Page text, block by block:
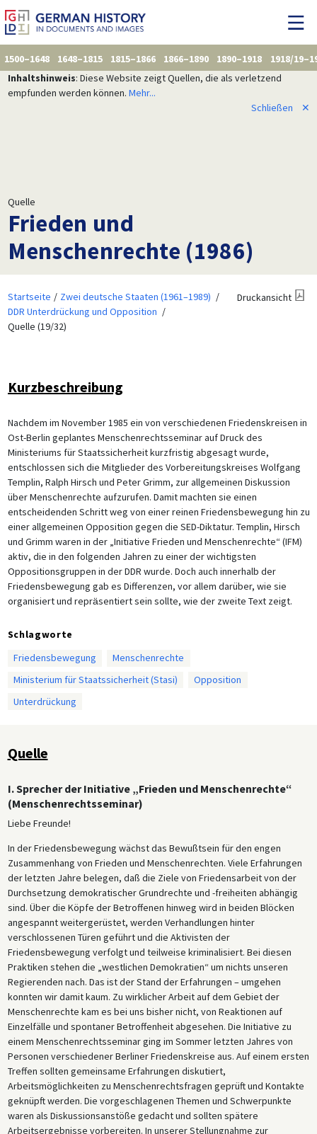
1500–1648 1648–1815 1815–1866 1866–1890 1890–1918
1918/
Inhaltshinweis: Diese Website zeigt Quellen, die als verletzend
empfunden werden können. Mehr...
Schließen
✕
Quelle
Frieden und
Menschenrechte (1986)
Startseite
Zwei deutsche Staaten (1961–1989)
DDR Unterdrückung und Opposition
Quelle (19/32)
Druckansicht
Kurzbeschreibung
Nachdem im November 1985 ein von verschiedenen Friedenskreisen in
Ost-Berlin geplantes Menschenrechtsseminar auf Druck des
Ministeriums für Staatssicherheit kurzfristig abgesagt wurde,
entschlossen sich die Mitglieder des Vorbereitungskreises Wolfgang
Templin, Ralph Hirsch und Peter Grimm, zur allgemeinen Diskussion
über Menschenrechte aufzurufen. Damit machten sie einen
entscheidenden Schritt weg von einer reinen Friedensbewegung hin zu
einer allgemeinen Opposition gegen die SED-Diktatur. Templin, Hirsch
und Grimm waren in der „Initiative Frieden und Menschenrechte“ (IFM)
aktiv, die in den folgenden Jahren zu einer der wichtigsten
Oppositionsgruppen in der DDR wurde. Doch auch innerhalb der
Friedensbewegung gab es Differenzen, vor allem darüber, wie sie
organisiert und reprӓsentiert sein sollte, wie der zweite Text zeigt.
Schlagworte
Friedensbewegung
Menschenrechte
Ministerium für Staatssicherheit (Stasi)
Opposition
Unterdrückung
Quelle
I. Sprecher der Initiative „Frieden und Menschenrechte“
(Menschenrechtsseminar)
Liebe Freunde!
In der Friedensbewegung wächst das Bewußtsein für den engen
Zusammenhang von Frieden und Menschenrechten. Viele Erfahrungen
der letzten Jahre belegen, daß die Ziele von Friedensarbeit von der
Durchsetzung demokratischer Grundrechte und -freiheiten abhängig
sind. Über die Köpfe der Betroffenen hinweg wird in beiden Blöcken
angespannt weitergerüstet, werden Verhandlungen hinter
verschlossenen Türen geführt und die Aktivisten der
Friedensbewegung verfolgt und teilweise kriminalisiert. Bei diesen
Praktiken stehen die „westlichen Demokratien“ um nichts unseren
Regierenden nach. Das ist der Stand der Erfahrungen – umgehen
konnten wir damit kaum. Zu wirklicher Arbeit auf dem Gebiet der
Menschenrechte kam es bei uns bisher nicht, von Reaktionen auf
Einzelfälle und spontaner Betroffenheit abgesehen. Die Initiative zu
einem Menschenrechtsseminar ging im Sommer letzten Jahres von
Personen verschiedener Berliner Friedenskreise aus. Auf einem ersten
Treffen sollten gemeinsame Erfahrungen diskutiert,
Arbeitsmöglichkeiten zu Menschenrechtsfragen geprüft und Kontakte
geknüpft werden. Die vorgeschlagenen Themen und Schwerpunkte
waren als Diskussionsanstöße gedacht und sollten spätere
Arbeitsergebnisse vorbereiten. In unserer Stellungnahme zur